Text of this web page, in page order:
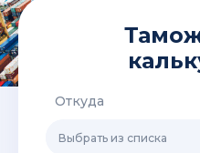
Откуда
Выбрать из списка